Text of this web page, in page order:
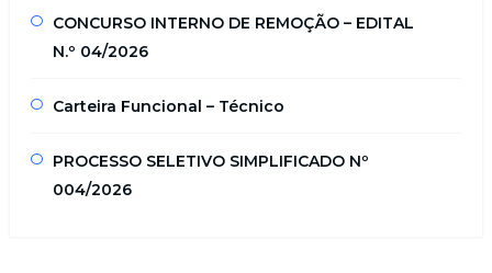
CONCURSO INTERNO DE REMOÇÃO – EDITAL
N.º 04/2026
Carteira Funcional – Técnico
PROCESSO SELETIVO SIMPLIFICADO Nº
004/2026